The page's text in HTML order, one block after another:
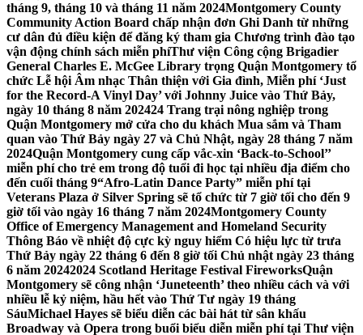
tháng 9, tháng 10 và tháng 11 năm 2024Montgomery County
Community Action Board chấp nhận đơn Ghi Danh từ những
cư dân đủ điều kiện để đăng ký tham gia Chương trình đào tạo
vận động chính sách miễn phíThư viện Công cộng Brigadier
General Charles E. McGee Library trọng Quận Montgomery tổ
chức Lễ hội Âm nhạc Thân thiện với Gia đình, Miễn phí ‘Just
for the Record-A Vinyl Day’ với Johnny Juice vào Thứ Bảy,
ngày 10 tháng 8 năm 202424 Trang trại nông nghiệp trong
Quận Montgomery mở cửa cho du khách Mua sắm và Tham
quan vào Thứ Bảy ngày 27 và Chủ Nhật, ngày 28 tháng 7 năm
2024Quận Montgomery cung cấp vắc-xin ‘Back-to-School’’
miễn phí cho trẻ em trong độ tuổi đi học tại nhiều địa điểm cho
đến cuối tháng 9“Afro-Latin Dance Party” miễn phí tại
Veterans Plaza ở Silver Spring sẽ tổ chức từ 7 giờ tối cho đến 9
giờ tối vào ngày 16 tháng 7 năm 2024Montgomery County
Office of Emergency Management and Homeland Security
Thông Báo về nhiệt độ cực kỳ nguy hiểm Có hiệu lực từ trưa
Thứ Bảy ngày 22 tháng 6 đến 8 giờ tối Chủ nhật ngày 23 tháng
6 năm 20242024 Scotland Heritage Festival FireworksQuận
Montgomery sẽ công nhận ‘Juneteenth’ theo nhiều cách và với
nhiều lễ kỷ niệm, hầu hết vào Thứ Tư ngày 19 tháng
SáuMichael Hayes sẽ biểu diễn các bài hát từ sân khấu
Broadway và Opera trong buổi biểu diễn miễn phí tại Thư viện